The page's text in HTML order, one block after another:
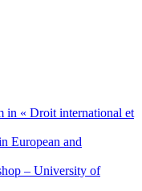
in « Droit international et
European and
– University of